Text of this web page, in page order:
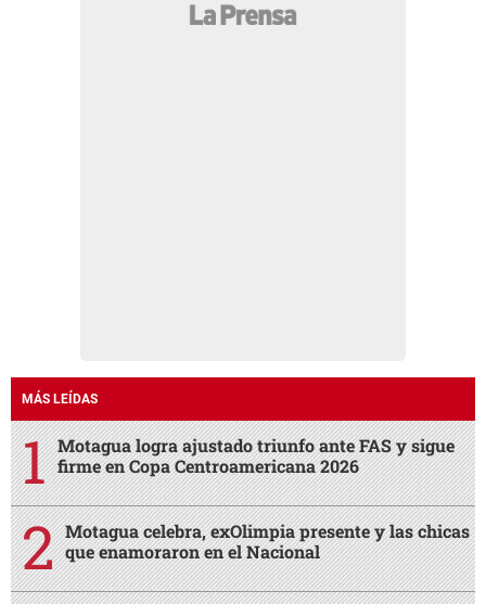
MÁS LEÍDAS
Motagua logra ajustado triunfo ante FAS y sigue
firme en Copa Centroamericana 2026
Motagua celebra, exOlimpia presente y las chicas
que enamoraron en el Nacional